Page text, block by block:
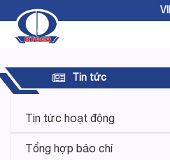
Tin tức
Tin tức hoạt động
Tổng hợp báo chí